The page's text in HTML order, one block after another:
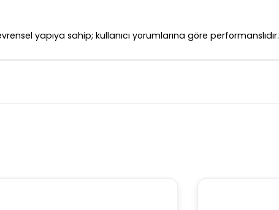
yapıya sahip; kullanıcı yorumlarına göre performanslıdır.